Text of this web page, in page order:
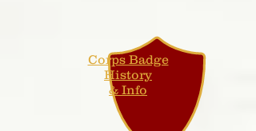
Corps Badge
History
& Info